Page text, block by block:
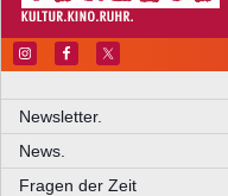
Newsletter.
News.
Fragen der Zeit